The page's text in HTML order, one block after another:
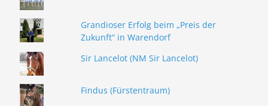
Grandioser Erfolg beim „Preis der
Zukunft“ in Warendorf
Sir Lancelot (NM Sir Lancelot)
Findus (Fürstentraum)